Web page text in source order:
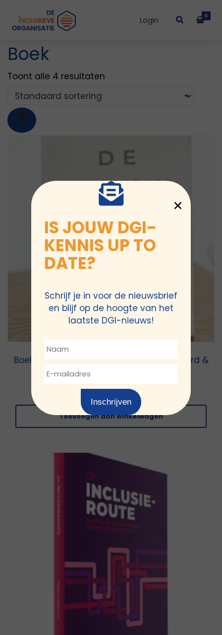
Login 0
Boek
Toont alle 4 resultaten
Boek De inclusieve organisatie (gesigneerd &
incl. verzendkosten)
€34,95 (incl. BTW)
Toevoegen aan winkelwagen
IS JOUW DGI-
KENNIS UP TO
DATE?
Schrijf je in voor de nieuwsbrief
en blijf op de hoogte van het
laatste DGI-nieuws!
Inschrijven